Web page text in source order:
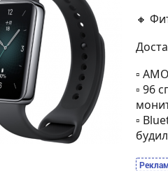
🔸
▫️
▫️ 96
▫️